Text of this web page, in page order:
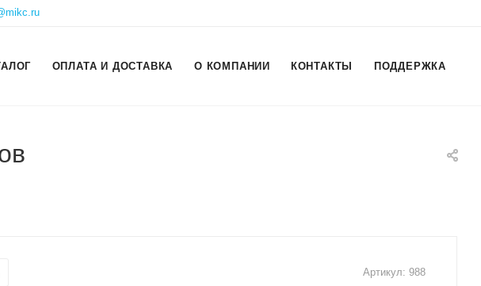
ОПЛАТА И ДОСТАВКА О КОМПАНИИ КОНТАКТЫ ПОДДЕРЖКА
Артикул: 988